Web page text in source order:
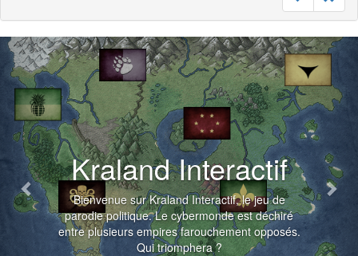
Kraland Interactif
Bienvenue sur Kraland Interactif, le jeu de
parodie politique. Le cybermonde est déchiré
entre plusieurs empires farouchement opposés.
Qui triomphera ?
Previous